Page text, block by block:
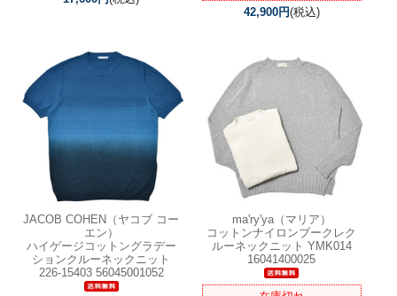
42,900円(税込)
JACOB COHEN（ヤコブ コー
エン）
ハイゲージコットングラデー
ションクルーネックニット
226-15403 56045001052
ma'ry'ya（マリア）
コットンナイロンブークレク
ルーネックニット YMK014
16041400025